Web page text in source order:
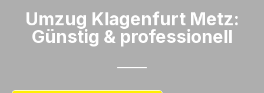
Umzug Klagenfurt​ Metz:
Günstig & professionell​